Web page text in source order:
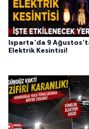
Isparta'da 9
Elektrik Kesintisi!